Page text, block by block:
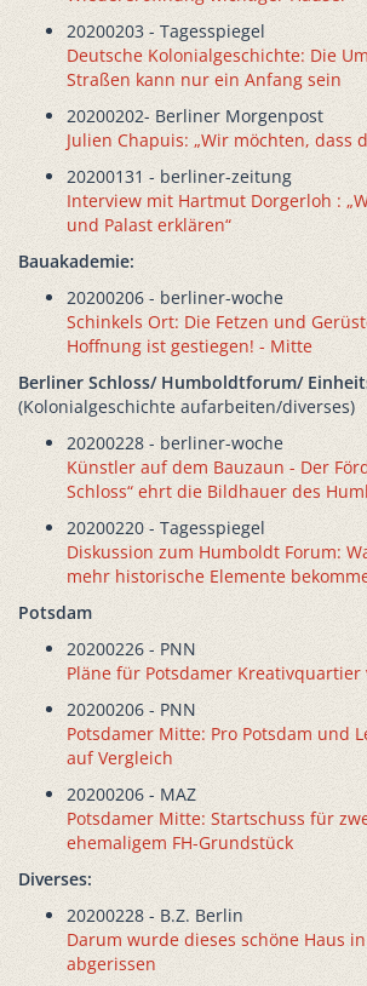
20200203 - Tagesspiegel
Deutsche Kolonialgeschichte: Die
Straßen kann nur ein Anfang sein
20200202- Berliner Morgenpost
Julien Chapuis: „Wir möchten, dass
20200131 - berliner-zeitung
Interview mit Hartmut Dorgerloh :
und Palast erklären“
Bauakademie:
20200206 - berliner-woche
Schinkels Ort: Die Fetzen und
Hoffnung ist gestiegen! - Mitte
Berliner Schloss/ Humboldtforum/
(Kolonialgeschichte aufarbeiten/diverses)
20200228 - berliner-woche
Künstler auf dem Bauzaun - Der
Schloss“ ehrt die Bildhauer des
20200220 - Tagesspiegel
Diskussion zum Humboldt Forum:
mehr historische Elemente
Potsdam
20200226 - PNN
Pläne für Potsdamer Kreativquartier
20200206 - PNN
Potsdamer Mitte: Pro Potsdam und
auf Vergleich
20200206 - MAZ
Potsdamer Mitte: Startschuss für
ehemaligem FH-Grundstück
Diverses:
20200228 - B.Z. Berlin
Darum wurde dieses schöne Haus
abgerissen